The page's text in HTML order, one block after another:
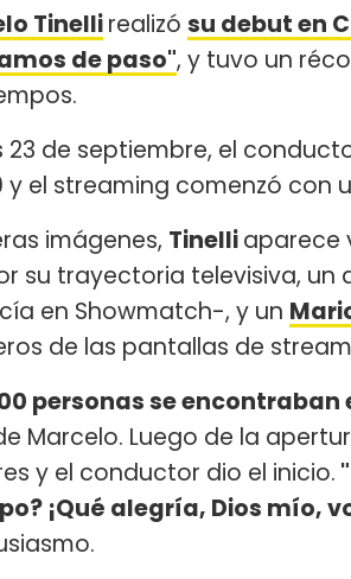
Tinellirealizó su debut en
de paso", y tuvo un
23 de septiembre, el
y el streaming comenzó con
imágenes, Tinelliaparece
su trayectoria televisiva,
en Showmatch-, y un
de las pantallas de
personas se
Marcelo. Luego de la
y el conductor dio el inicio.
¡Qué alegría, Dios mío,